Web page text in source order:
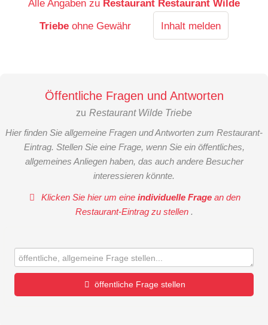
Alle Angaben zu Restaurant Restaurant Wilde
Triebe ohne Gewähr Inhalt melden
Öffentliche Fragen und Antworten
zu Restaurant Wilde Triebe
Hier finden Sie allgemeine Fragen und Antworten zum Restaurant-
Eintrag. Stellen Sie eine Frage, wenn Sie ein öffentliches,
allgemeines Anliegen haben, das auch andere Besucher
interessieren könnte.
Klicken Sie hier um eineindividuelle Frage an den
Restaurant-Eintrag zu stellen .
öffentliche Frage stellen